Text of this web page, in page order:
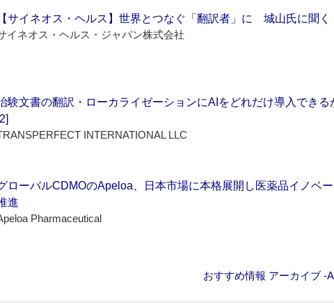
【サイネオス・ヘルス】世界とつなぐ「翻訳者」に 城山氏に聞く
イネオス・ヘルス・ジャパン株式会社
験文書の翻訳・ローカライゼーションにAIをどれだけ導入できる
INTERNATIONAL LLC
ローバルCDMOのApeloa、日本市場に本格展開し医薬品イノベ
進
Pharmaceutical
おすすめ情報 アーカイブ